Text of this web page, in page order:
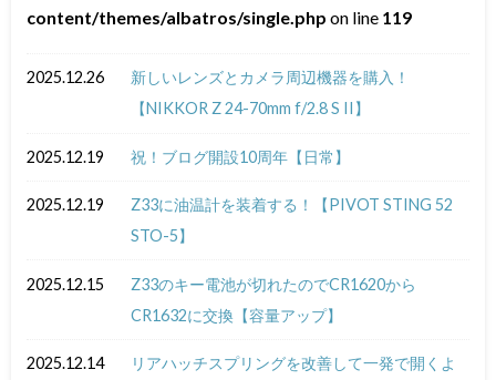
content/themes/albatros/single.php on line 119
2025.12.26
新しいレンズとカメラ周辺機器を購入！
【NIKKOR Z 24-70mm f/2.8 S II】
2025.12.19 祝！ブログ開設10周年【日常】
2025.12.19
Z33に油温計を装着する！【PIVOT STING 52
STO-5】
2025.12.15
Z33のキー電池が切れたのでCR1620から
CR1632に交換【容量アップ】
2025.12.14 リアハッチスプリングを改善して一発で開くよ